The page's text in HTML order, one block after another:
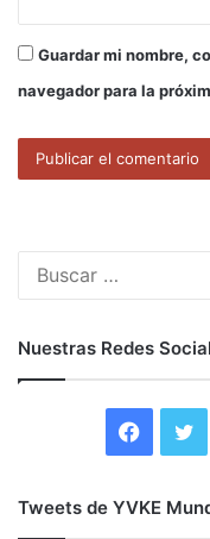
Guardar mi nombre,
navegador para la
Nuestras Redes
Tweets de YVKE